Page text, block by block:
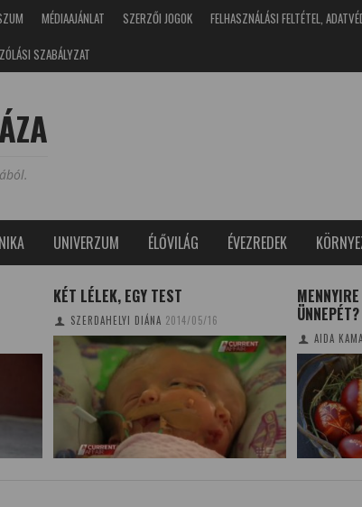
MÉDIAAJÁNLAT SZERZŐI JOGOK
FELHASZNÁLÁSI FELTÉTEL,
SZABÁLYZAT
UNIVERZUM ÉLŐVILÁG ÉVEZREDEK
KÉT LÉLEK, EGY TEST
SZERDAHELYI DIÁNA 2014/05/16
ÜNNEPÉT?
AIDA